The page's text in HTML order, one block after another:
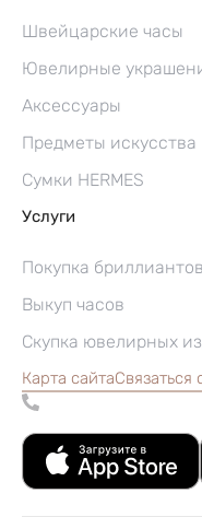
Швейцарские часы
Ювелирные
Аксессуары
Предметы искусства
Сумки HERMES
Услуги
Покупка бриллиантов
Выкуп часов
Скупка ювелирных
Карта сайтаСвязаться